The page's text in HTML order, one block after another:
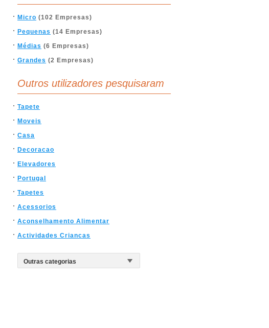
Micro (102 Empresas)
Pequenas (14 Empresas)
Médias (6 Empresas)
Grandes (2 Empresas)
Outros utilizadores pesquisaram
Tapete
Moveis
Casa
Decoracao
Elevadores
Portugal
Tapetes
Acessorios
Aconselhamento Alimentar
Actividades Criancas